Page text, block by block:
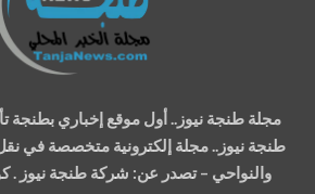
مجلة طنجة نيوز.. أول موقع إخباري بطنجة
طنجة نيوز.. مجلة إلكترونية متخصصة في
والنواحي – تصدر عن: شركة طنجة نيوز .